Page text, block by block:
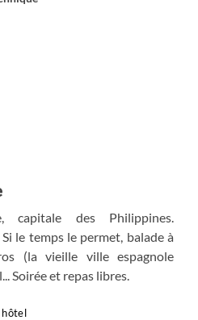
capitale des Philippines.
le temps le permet, balade à
(la vieille ville espagnole
Soirée et repas libres.
hôtel